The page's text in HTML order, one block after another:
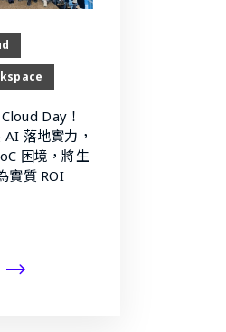
Day！
落地實力，
困境，將生
實質 ROI